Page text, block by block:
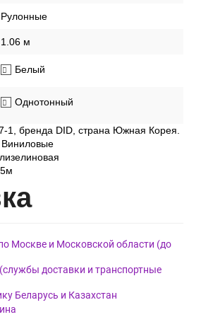
Рулонные
1.06 м
Белый
Однотонный
1, бренда DID, страна Южная Корея.
Москве и Московской области (до
доставки и транспортные
Беларусь и Казахстан